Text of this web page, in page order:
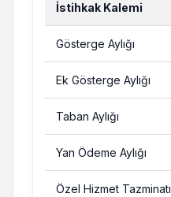
İstihkak Kalemi
Gösterge Aylığı
Ek Gösterge Aylığı
Taban Aylığı
Yan Ödeme Aylığı
Özel Hizmet Tazminatı